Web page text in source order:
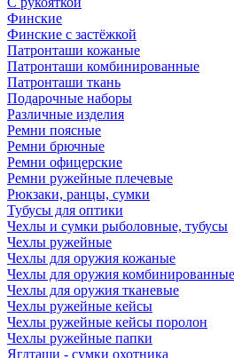
Финские
Финские с застёжкой
Патронташи кожаные
Патронташи комбинированные
Патронташи ткань
Подарочные наборы
Различные изделия
Ремни поясные
Ремни брючные
Ремни офицерские
Ремни ружейные плечевые
Рюкзаки, ранцы, сумки
Тубусы для оптики
Чехлы и сумки рыболовные, тубусы
Чехлы ружейные
Чехлы для оружия кожаные
Чехлы для оружия комбинированные
Чехлы для оружия тканевые
Чехлы ружейные кейсы
Чехлы ружейные кейсы поролон
Чехлы ружейные папки
Ягдташи - сумки охотника